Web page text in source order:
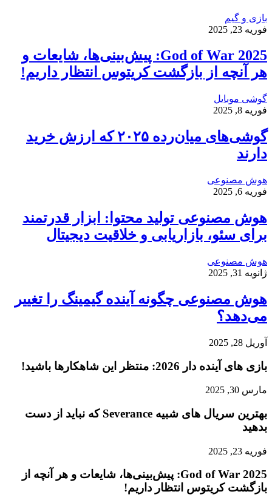
بازی و گیم
فوریه 23, 2025
God of War 2025: پیش‌بینی‌ها، شایعات و
هر آنچه از بازگشت کریتوس انتظار داریم!
گوشی موبایل
فوریه 8, 2025
گوشی‌های میان‌رده ۲۰۲۵ که ارزش خرید
دارند
هوش مصنوعی
فوریه 6, 2025
هوش مصنوعی تولید محتوا: ابزار قدرتمند
برای سئو، بازاریابی و خلاقیت دیجیتال
هوش مصنوعی
ژانویه 31, 2025
هوش مصنوعی چگونه آینده گیمینگ را تغییر
می‌دهد؟
آوریل 28, 2025
بازی‌ های آینده دار 2026: منتظر این شاهکارها باشید!
مارس 30, 2025
بهترین سریال های شبیه Severance که نباید از دست
بدهید
فوریه 23, 2025
God of War 2025: پیش‌بینی‌ها، شایعات و هر آنچه از
بازگشت کریتوس انتظار داریم!